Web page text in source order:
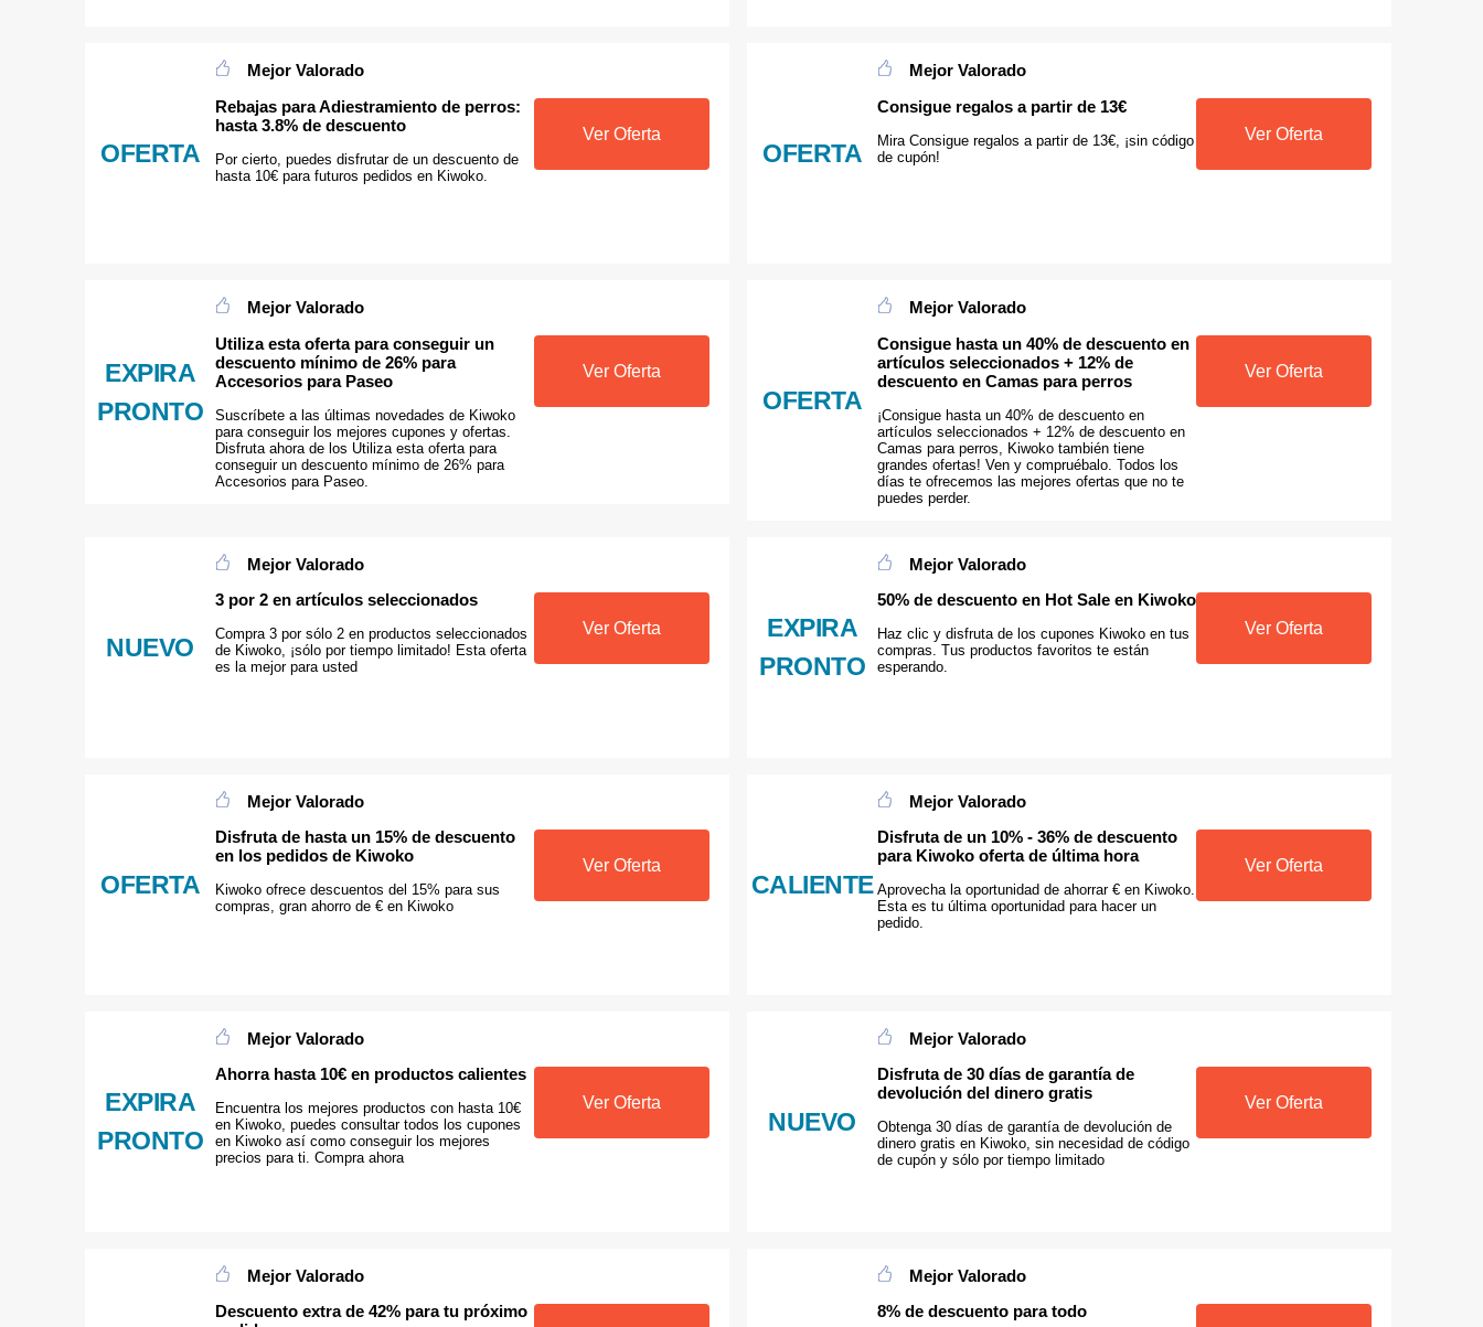
OFERTA
Mejor Valorado
Rebajas para Adiestramiento de perros:
hasta 3.8% de descuento
Por cierto, puedes disfrutar de un descuento de
hasta 10€ para futuros pedidos en Kiwoko.
Ver Oferta
OFERTA
Mejor Valorado
Consigue regalos a partir de 13€
Mira Consigue regalos a partir de 13€, ¡sin código
de cupón!
Ver Oferta
EXPIRA
PRONTO
Mejor Valorado
Utiliza esta oferta para conseguir un
descuento mínimo de 26% para
Accesorios para Paseo
Suscríbete a las últimas novedades de Kiwoko
para conseguir los mejores cupones y ofertas.
Disfruta ahora de los Utiliza esta oferta para
conseguir un descuento mínimo de 26% para
Accesorios para Paseo.
Ver Oferta
OFERTA
Mejor Valorado
Consigue hasta un 40% de descuento en
artículos seleccionados + 12% de
descuento en Camas para perros
¡Consigue hasta un 40% de descuento en
artículos seleccionados + 12% de descuento en
Camas para perros, Kiwoko también tiene
grandes ofertas! Ven y compruébalo. Todos los
días te ofrecemos las mejores ofertas que no te
puedes perder.
Ver Oferta
NUEVO
Mejor Valorado
3 por 2 en artículos seleccionados
Compra 3 por sólo 2 en productos seleccionados
de Kiwoko, ¡sólo por tiempo limitado! Esta oferta
es la mejor para usted
Ver Oferta
EXPIRA
PRONTO
Mejor Valorado
50% de descuento en Hot Sale en Kiwoko
Haz clic y disfruta de los cupones Kiwoko en tus
compras. Tus productos favoritos te están
esperando.
Ver Oferta
OFERTA
Mejor Valorado
Disfruta de hasta un 15% de descuento
en los pedidos de Kiwoko
Kiwoko ofrece descuentos del 15% para sus
compras, gran ahorro de € en Kiwoko
Ver Oferta
CALIENTE
Mejor Valorado
Disfruta de un 10% - 36% de descuento
para Kiwoko oferta de última hora
Aprovecha la oportunidad de ahorrar € en Kiwoko.
Esta es tu última oportunidad para hacer un
pedido.
Ver Oferta
EXPIRA
PRONTO
Mejor Valorado
Ahorra hasta 10€ en productos calientes
Encuentra los mejores productos con hasta 10€
en Kiwoko, puedes consultar todos los cupones
en Kiwoko así como conseguir los mejores
precios para ti. Compra ahora
Ver Oferta
NUEVO
Mejor Valorado
Disfruta de 30 días de garantía de
devolución del dinero gratis
Obtenga 30 días de garantía de devolución de
dinero gratis en Kiwoko, sin necesidad de código
de cupón y sólo por tiempo limitado
Ver Oferta
Mejor Valorado
Descuento extra de 42% para tu próximo
Mejor Valorado
8% de descuento para todo